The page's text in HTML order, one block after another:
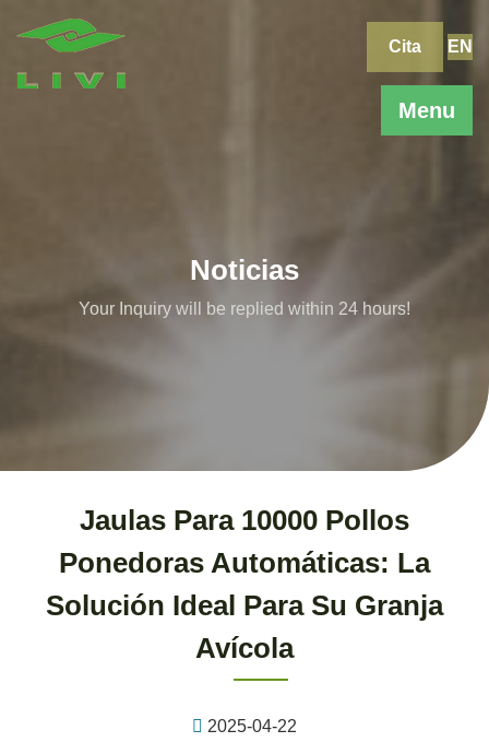
Menu
Cita EN
Noticias
Your Inquiry will be replied within 24 hours!
Jaulas Para 10000 Pollos
Ponedoras Automáticas: La
Solución Ideal Para Su Granja
Avícola
2025-04-22